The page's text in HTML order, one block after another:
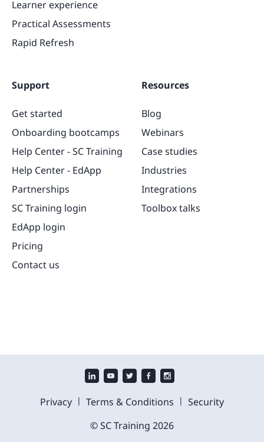
Learner experience
Practical Assessments
Rapid Refresh
Support
Get started
Onboarding bootcamps
Help Center - SC Training
Help Center - EdApp
Partnerships
SC Training login
EdApp login
Pricing
Contact us
Resources
Blog
Webinars
Case studies
Industries
Integrations
Toolbox talks
Privacy | Terms & Conditions | Security
© SC Training 2026